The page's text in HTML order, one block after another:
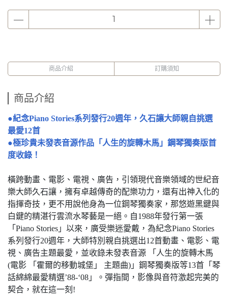
商品介紹 訂購須知
商品介紹
●紀念Piano Stories系列發行20週年，久石讓大師親自挑選
最愛12首
●極珍貴未發表音源作品「人生的旋轉木馬」鋼琴獨奏版首
度收錄！
橫跨動畫、電影、電視、廣告，引領現代音樂領域的世紀音
樂大師久石讓，擁有卓越傳奇的配樂功力，還有出神入化的
指揮奇技，更不用說他身為一位鋼琴獨奏家，那悠遊黑鍵與
白鍵的精湛行雲流水琴藝是一絕。自1988年發行第一張
「Piano Stories」以來，廣受樂迷愛戴，為紀念Piano Stories
系列發行20週年，大師特別親自挑選出12首動畫、電影、電
視、廣告主題最愛，並收錄未發表音源 「人生的旋轉木馬
(電影 「霍爾的移動城堡」 主題曲)」鋼琴獨奏版等13首「琴
話綿綿最愛精選’88-‘08」。彈指間，影像與音符激起完美的
契合，就在這一刻!